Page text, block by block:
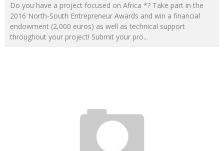
Do you have a project focused on Africa *? Take part in the
2016 North-South Entrepreneur Awards and win a financial
endowment (2,000 euros) as well as technical support
throughout your project! Submit your pro...